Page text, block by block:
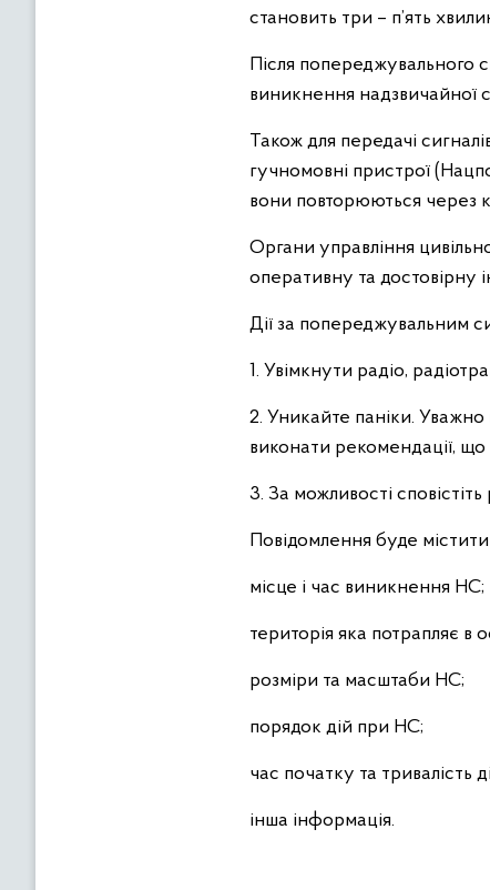
становить три – п’ять
Після попереджувального
виникнення надзвичайної
Також для передачі
гучномовні пристрої
вони повторюються через
Органи управління
оперативну та достовірну
Дії за попереджувальним
1. Увімкнути радіо,
2. Уникайте паніки. Уважно
виконати рекомендації,
3. За можливості
Повідомлення буде
місце і час виникнення НС;
територія яка потрапляє
розміри та масштаби НС;
порядок дій при НС;
час початку та тривалість
інша інформація.